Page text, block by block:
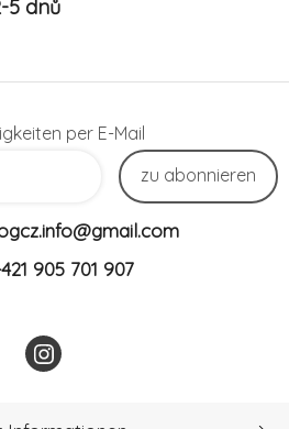
5 dnů
per E-Mail
zu abonnieren
905 701 907